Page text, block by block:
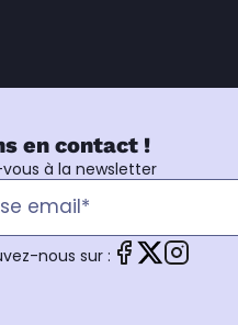
en contact !
à la newsletter
nous sur :